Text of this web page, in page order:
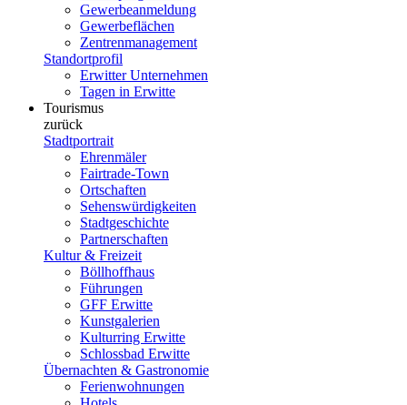
Gewerbeanmeldung
Gewerbeflächen
Zentrenmanagement
Standortprofil
Erwitter Unternehmen
Tagen in Erwitte
Tourismus
zurück
Stadtportrait
Ehrenmäler
Fairtrade-Town
Ortschaften
Sehenswürdigkeiten
Stadtgeschichte
Partnerschaften
Kultur & Freizeit
Böllhoffhaus
Führungen
GFF Erwitte
Kunstgalerien
Kulturring Erwitte
Schlossbad Erwitte
Übernachten & Gastronomie
Ferienwohnungen